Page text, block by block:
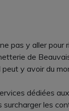
pas y aller pour
de
y avoir du
dédiées
les